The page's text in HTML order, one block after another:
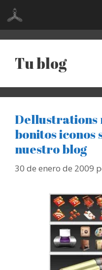
Saltar
contenido
Tu blog
Dellustrations
bonitos iconos
nuestro blog
30 de enero de 2009